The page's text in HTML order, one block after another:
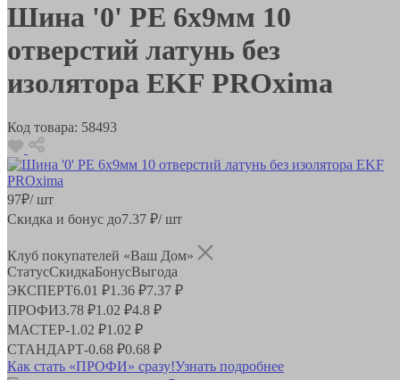
Шина '0' РЕ 6х9мм 10
отверстий латунь без
изолятора EKF PROxima
Код товара: 58493
97₽/ шт
Скидка и бонус до7.37 ₽/ шт
Клуб покупателей «Ваш Дом»
СтатусСкидкаБонусВыгода
ЭКСПЕРТ6.01 ₽1.36 ₽7.37 ₽
ПРОФИ3.78 ₽1.02 ₽4.8 ₽
МАСТЕР-1.02 ₽1.02 ₽
СТАНДАРТ-0.68 ₽0.68 ₽
Как стать «ПРОФИ» сразу!Узнать подробнее